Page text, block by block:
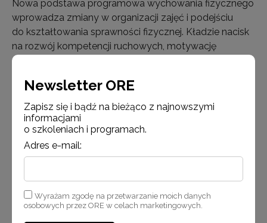
Nowa podstawa programowa wychowania fizycznego
wprowadza zmiany w organizacji zajęć i podejściu
do kształtowania sprawności fizycznej. Kładzie nacisk
na rozwój kompetencji ruchowych, motywację
do aktywności przez całe życie i korzystanie
Czytaj więcej
Aktualności
Newsletter ORE
Zapisz się i bądź na bieżąco z najnowszymi
informacjami
o szkoleniach i programach.
Adres e-mail:
Wyrażam zgodę na przetwarzanie moich danych
osobowych przez ORE w celach marketingowych.